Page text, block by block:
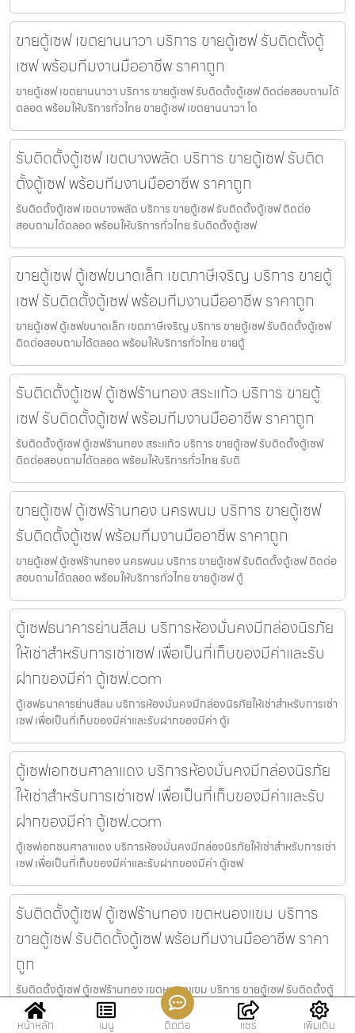
ขายตู้เซฟ เขตยานนาวา บริการ ขายตู้เซฟ รับติดตั้งตู้
เซฟ พร้อมทีมงานมืออาชีพ ราคาถูก
ขายตู้เซฟ เขตยานนาวา บริการ ขายตู้เซฟ รับติดตั้งตู้เซฟ ติดต่อสอบถามได้
ตลอด พร้อมให้บริการทั่วไทย ขายตู้เซฟ เขตยานนาวา โด
รับติดตั้งตู้เซฟ เขตบางพลัด บริการ ขายตู้เซฟ รับติด
ตั้งตู้เซฟ พร้อมทีมงานมืออาชีพ ราคาถูก
รับติดตั้งตู้เซฟ เขตบางพลัด บริการ ขายตู้เซฟ รับติดตั้งตู้เซฟ ติดต่อ
สอบถามได้ตลอด พร้อมให้บริการทั่วไทย รับติดตั้งตู้เซฟ
ขายตู้เซฟ ตู้เซฟขนาดเล็ก เขตภาษีเจริญ บริการ ขายตู้
เซฟ รับติดตั้งตู้เซฟ พร้อมทีมงานมืออาชีพ ราคาถูก
ขายตู้เซฟ ตู้เซฟขนาดเล็ก เขตภาษีเจริญ บริการ ขายตู้เซฟ รับติดตั้งตู้เซฟ
ติดต่อสอบถามได้ตลอด พร้อมให้บริการทั่วไทย ขายตู้
รับติดตั้งตู้เซฟ ตู้เซฟร้านทอง สระแก้ว บริการ ขายตู้
เซฟ รับติดตั้งตู้เซฟ พร้อมทีมงานมืออาชีพ ราคาถูก
รับติดตั้งตู้เซฟ ตู้เซฟร้านทอง สระแก้ว บริการ ขายตู้เซฟ รับติดตั้งตู้เซฟ
ติดต่อสอบถามได้ตลอด พร้อมให้บริการทั่วไทย รับติ
ขายตู้เซฟ ตู้เซฟร้านทอง นครพนม บริการ ขายตู้เซฟ
รับติดตั้งตู้เซฟ พร้อมทีมงานมืออาชีพ ราคาถูก
ขายตู้เซฟ ตู้เซฟร้านทอง นครพนม บริการ ขายตู้เซฟ รับติดตั้งตู้เซฟ ติดต่อ
สอบถามได้ตลอด พร้อมให้บริการทั่วไทย ขายตู้เซฟ ตู้
ตู้เซฟธนาคารย่านสีลม บริการห้องมั่นคงมีกล่องนิรภัย
ให้เช่าสำหรับการเช่าเซฟ เพื่อเป็นที่เก็บของมีค่าและรับ
ฝากของมีค่า ตู้เซฟ.com
ตู้เซฟธนาคารย่านสีลม บริการห้องมั่นคงมีกล่องนิรภัยให้เช่าสำหรับการเช่า
เซฟ เพื่อเป็นที่เก็บของมีค่าและรับฝากของมีค่า ตู้เ
ตู้เซฟเอกชนศาลาแดง บริการห้องมั่นคงมีกล่องนิรภัย
ให้เช่าสำหรับการเช่าเซฟ เพื่อเป็นที่เก็บของมีค่าและรับ
ฝากของมีค่า ตู้เซฟ.com
ตู้เซฟเอกชนศาลาแดง บริการห้องมั่นคงมีกล่องนิรภัยให้เช่าสำหรับการเช่า
เซฟ เพื่อเป็นที่เก็บของมีค่าและรับฝากของมีค่า ตู้เซฟ
รับติดตั้งตู้เซฟ ตู้เซฟร้านทอง เขตหนองแขม บริการ
ขายตู้เซฟ รับติดตั้งตู้เซฟ พร้อมทีมงานมืออาชีพ ราคา
ถูก
รับติดตั้งตู้เซฟ ตู้เซฟร้านทอง เขตหนองแขม บริการ ขายตู้เซฟ รับติดตั้งตู้
เซฟ ติดต่อสอบถามได้ตลอด พร้อมให้บริการทั่วไทย รั
หน้าหลัก
เมนู ติดต่อ แชร์ เพิ่มเติม